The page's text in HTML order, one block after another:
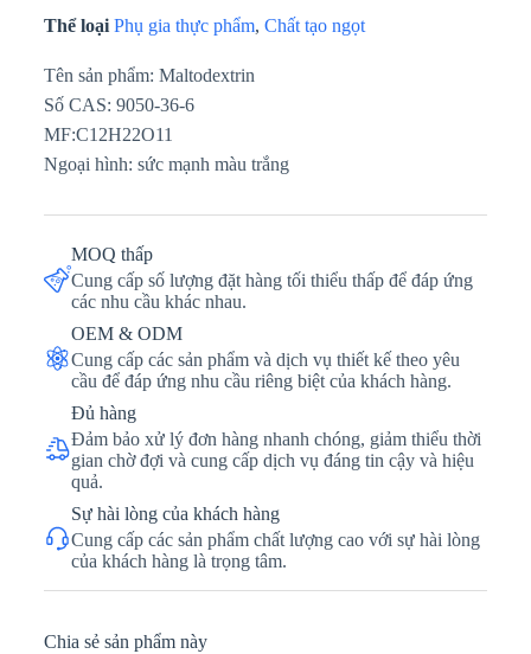
Thể loại Phụ gia thực phẩm, Chất tạo ngọt
Tên sản phẩm: Maltodextrin
Số CAS: 9050-36-6
MF:C12H22O11
Ngoại hình: sức mạnh màu trắng
MOQ thấp
Cung cấp số lượng đặt hàng tối thiểu thấp để đáp ứng
các nhu cầu khác nhau.
OEM & ODM
Cung cấp các sản phẩm và dịch vụ thiết kế theo yêu
cầu để đáp ứng nhu cầu riêng biệt của khách hàng.
Đủ hàng
Đảm bảo xử lý đơn hàng nhanh chóng, giảm thiểu thời
gian chờ đợi và cung cấp dịch vụ đáng tin cậy và hiệu
quả.
Sự hài lòng của khách hàng
Cung cấp các sản phẩm chất lượng cao với sự hài lòng
của khách hàng là trọng tâm.
Chia sẻ sản phẩm này